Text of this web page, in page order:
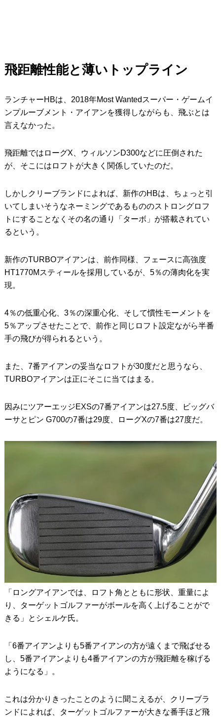
飛距離性能と薄いトップライン
ランチャーHBは、2018年Most Wantedスーパー・ゲームイ
ンプルーブメント・アイアンを獲得しながらも、飛ぶとは
言えなかった。
飛距離ではローグX、ウィルソンD300などに圧倒された
が、そこにはロフトが大きく関係していたのだ。
しかしクリーブランドによれば、新作のHBは、ちょっと引
いてしまいそうなネーミングであるもののストロングロフ
トにすることなくその名の通り「ターボ」が搭載されてい
るという。
新作のTURBOアイアンは、前作同様、フェースに高強度
HT1770Mスティールを採用しているが、5％の薄肉化を実
現。
4％の低重心化、3％の深重心化、そして慣性モーメントを
5％アップさせたことで、前作と同じロフト設定ながら半番
手の飛びが得られるという。
また、7番アイアンの妥当なロフトが30度だと思うなら、
TURBOアイアンは正にそこに当てはまる。
因みにツアーエッジEXSの7番アイアンは27.5度、ビッグバ
ーサとピン G700の7番は29度、ローグXの7番は27度だ。
「ロングアイアンでは、ロフト角とともに形状、重量によ
り、ターゲットゴルファーがボールを高く上げることがで
きる」とシェルケ氏。
「6番アイアンよりも5番アイアンの方が遠くまで飛ばせる
し、5番アイアンよりも4番アイアンの方が飛距離を稼げる
ようになる」。
これは分かりきったことのように聞こえるが、クリーブラ
ンドによれば、ターゲットゴルファーが大きな番手ほど飛